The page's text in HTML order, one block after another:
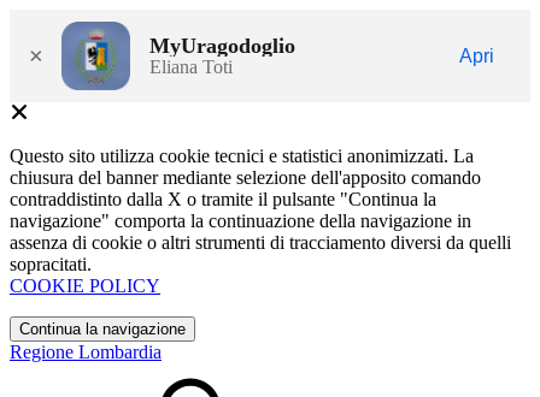
× MyUragodoglio
Eliana Toti
Apri
Questo sito utilizza cookie tecnici e statistici anonimizzati. La
chiusura del banner mediante selezione dell'apposito comando
contraddistinto dalla X o tramite il pulsante "Continua la
navigazione" comporta la continuazione della navigazione in
assenza di cookie o altri strumenti di tracciamento diversi da quelli
sopracitati.
COOKIE POLICY
Continua la navigazione
Regione Lombardia